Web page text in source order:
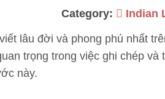
Category: Indian
lâu đời và phong phú nhất
trọng trong việc ghi chép và
này.